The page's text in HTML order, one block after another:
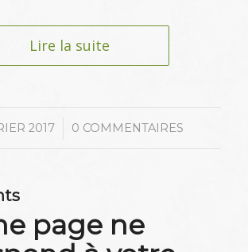
Lire la suite
2017
/ 0 COMMENTAIRES
page ne